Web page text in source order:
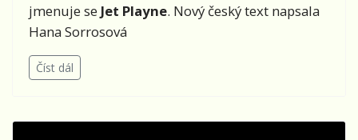
jmenuje se Jet Playne. Nový český text napsala
Hana Sorrosová
Číst dál